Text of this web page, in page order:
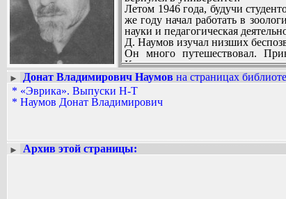
Летом 1946 года, будучи
же году начал работать в
науки и педагогическая
Д. Наумов изучал низших
Он много путешествовал.
Курчатов».
В его научном багаже свыше
ФРГ и Болгарии.
Вадим Ершов...
...
► Донат Владимирович Наумов на страницах
* «Эврика». Выпуски Н-Т
* Наумов Донат Владимирович
► Архив этой страницы: